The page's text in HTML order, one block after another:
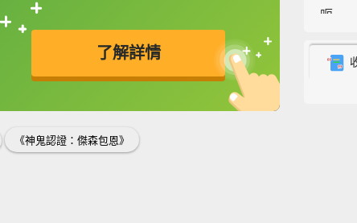
了解詳情
接查字典喔！
英
《神鬼認證：傑森包恩》
呃...
海莉